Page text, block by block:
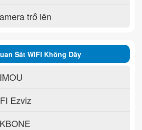
trở lên
Sát WIFI Không Dây
Ezviz